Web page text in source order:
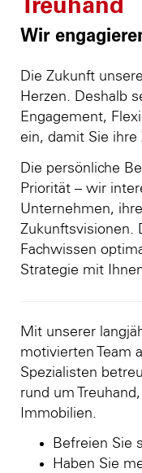
Treuhand
Wir
Die Zukunft
Herzen. Deshalb
Engagement,
ein, damit Sie ihre
Die persönliche
Priorität – wir
Unternehmen,
Zukunftsvisionen.
Fachwissen
Strategie mit
Mit unserer
motivierten Team
Spezialisten
rund um
Immobilien.
Befreien Sie
Haben Sie